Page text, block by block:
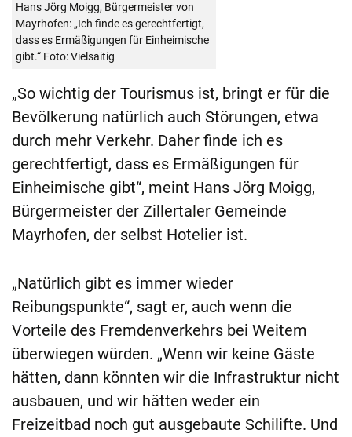
Hans Jörg Moigg, Bürgermeister von
Mayrhofen: „Ich finde es gerechtfertigt,
dass es Ermäßigungen für Einheimische
gibt.“ Foto: Vielsaitig
„So wichtig der Tourismus ist, bringt er für die
Bevölkerung natürlich auch Störungen, etwa
durch mehr Verkehr. Daher finde ich es
gerechtfertigt, dass es Ermäßigungen für
Einheimische gibt“, meint Hans Jörg Moigg,
Bürgermeister der Zillertaler Gemeinde
Mayrhofen, der selbst Hotelier ist.
„Natürlich gibt es immer wieder
Reibungspunkte“, sagt er, auch wenn die
Vorteile des Fremdenverkehrs bei Weitem
überwiegen würden. „Wenn wir keine Gäste
hätten, dann könnten wir die Infrastruktur nicht
ausbauen, und wir hätten weder ein
Freizeitbad noch gut ausgebaute Schilifte. Und